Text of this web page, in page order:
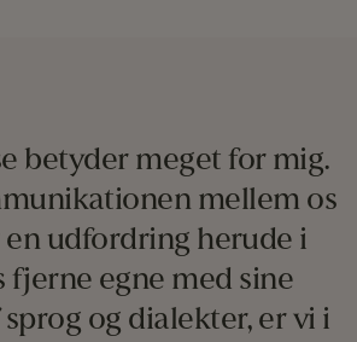
betyder meget for mig.
mellem os
en udfordring herude i
fjerne egne med sine
og dialekter, er vi i